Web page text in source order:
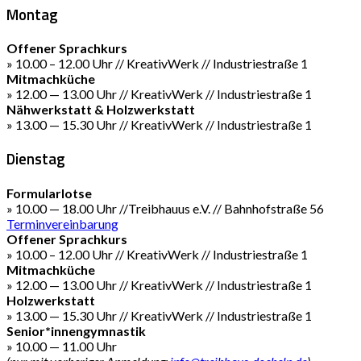
Montag
Offener Sprachkurs
» 10.00 – 12.00 Uhr // KreativWerk // Industriestraße 1
Mitmachküche
» 12.00 — 13.00 Uhr // KreativWerk // Industriestraße 1
Nähwerkstatt & Holzwerkstatt
» 13.00 — 15.30 Uhr // KreativWerk // Industriestraße 1
Dienstag
Formularlotse
» 10.00 — 18.00 Uhr //Treibhauus e.V. // Bahnhofstraße 56
Terminvereinbarung
Offener Sprachkurs
» 10.00 – 12.00 Uhr // KreativWerk // Industriestraße 1
Mitmachküche
» 12.00 — 13.00 Uhr // KreativWerk // Industriestraße 1
Holzwerkstatt
» 13.00 — 15.30 Uhr // KreativWerk // Industriestraße 1
Senior*innengymnastik
» 10.00 — 11.00 Uhr